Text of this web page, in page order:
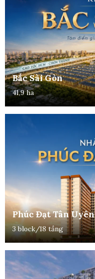
Bắc Sài Gòn
41,9 ha
Phúc Đạt Tân Uyên
3 block/18 tầng